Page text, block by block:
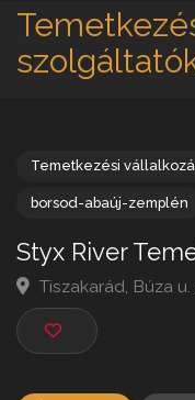
Styx River
Tiszakarád, Búza